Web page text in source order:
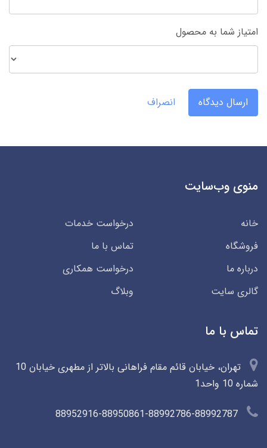
امتیاز شما به محصول
ارسال دیدگاه انصراف
منوی وب‌سایت
خانه
درخواست خدمات
فروشگاه
تماس با ما
درباره ما
درخواست همکاری
گالری سایت
وبلاگ
تماس با ما
تهران، خیابان قائم مقام فراهانی بالاتر از مطهری خیابان 10
شماره 10 واحد1